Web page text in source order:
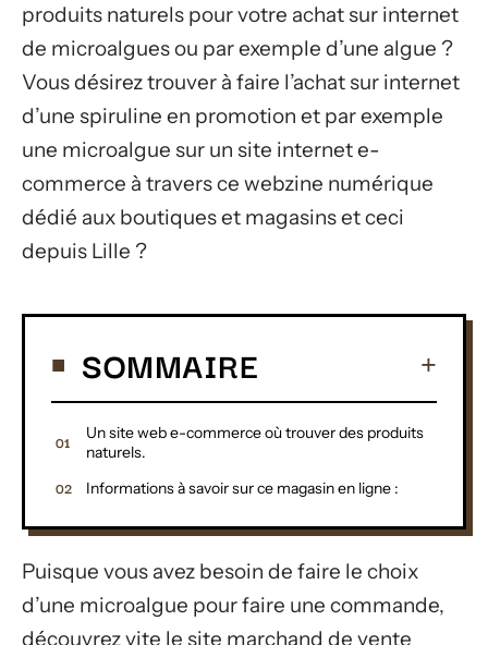
produits naturels pour votre achat sur internet
de microalgues ou par exemple d’une algue ?
Vous désirez trouver à faire l’achat sur internet
d’une spiruline en promotion et par exemple
une microalgue sur un site internet e-
commerce à travers ce webzine numérique
dédié aux boutiques et magasins et ceci
depuis Lille ?
SOMMAIRE
Un site web e-commerce où trouver des produits
naturels.
Informations à savoir sur ce magasin en ligne :
Puisque vous avez besoin de faire le choix
d’une microalgue pour faire une commande,
découvrez vite le site marchand de vente